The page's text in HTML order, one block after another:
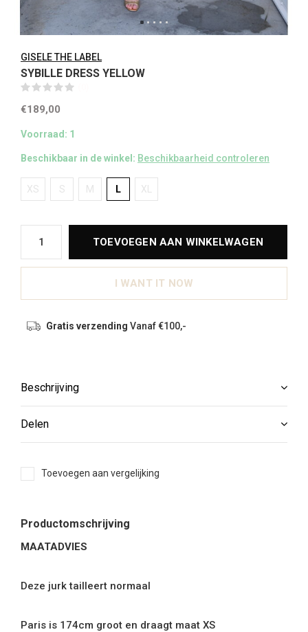
GISELE THE LABEL
SYBILLE DRESS YELLOW
€189,00
Voorraad: 1
Beschikbaar in de winkel: Beschikbaarheid controleren
XS S M L XL
TOEVOEGEN AAN WINKELWAGEN
I WANT IT NOW
Gratis verzending Vanaf €100,-
Beschrijving
Delen
Toevoegen aan vergelijking
Productomschrijving
MAATADVIES
Deze jurk tailleert normaal
Paris is 174cm groot en draagt maat XS